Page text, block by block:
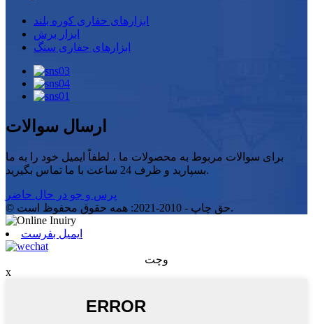
ابزارهای حفاری کوره بلند
ابزار برش
ابزارهای حفاری سنگ
ارسال سوالات
برای سوالات مربوط به محصولات ما ، لطفاً ایمیل خود را به ما
بسپارید و ظرف 24 ساعت با ما تماس بگیرید.
پرس و جو در حال حاضر
© حق چاپ - 2010-2021: همه حقوق محفوظ است.
ایمیل بفرست
وچت
x